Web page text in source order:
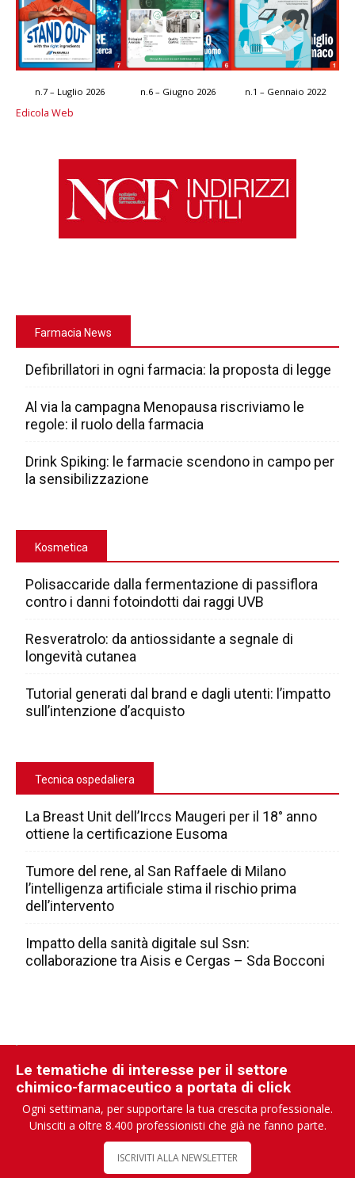
n.7 – Luglio 2026 n.6 – Giugno 2026 n.1 – Gennaio 2022
Edicola Web
Farmacia News
Defibrillatori in ogni farmacia: la proposta di legge
Al via la campagna Menopausa riscriviamo le
regole: il ruolo della farmacia
Drink Spiking: le farmacie scendono in campo per
la sensibilizzazione
Kosmetica
Polisaccaride dalla fermentazione di passiflora
contro i danni fotoindotti dai raggi UVB
Resveratrolo: da antiossidante a segnale di
longevità cutanea
Tutorial generati dal brand e dagli utenti: l’impatto
sull’intenzione d’acquisto
Tecnica ospedaliera
La Breast Unit dell’Irccs Maugeri per il 18° anno
ottiene la certificazione Eusoma
Tumore del rene, al San Raffaele di Milano
l’intelligenza artificiale stima il rischio prima
dell’intervento
Impatto della sanità digitale sul Ssn:
collaborazione tra Aisis e Cergas – Sda Bocconi
Le tematiche di interesse per il settore
chimico-farmaceutico a portata di click
Ogni settimana, per supportare la tua crescita professionale.
Unisciti a oltre 8.400 professionisti che già ne fanno parte.
ISCRIVITI ALLA NEWSLETTER